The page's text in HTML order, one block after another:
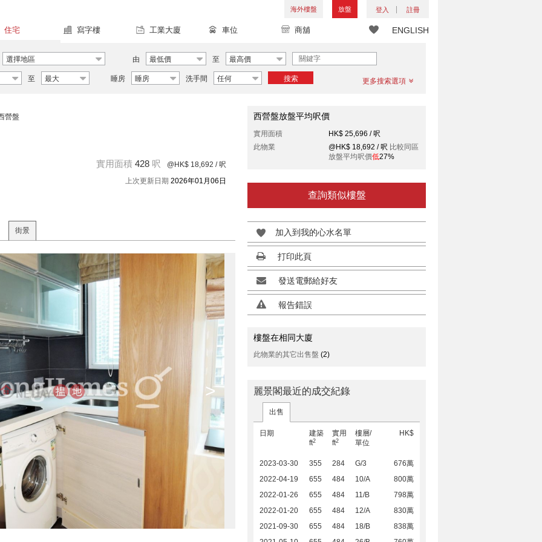
海外樓盤 放盤 登入 註冊
ENGLISH
住宅 寫字樓 工業大廈 車位 商舖
選擇地區 由 最低價 至 最高價
至 最大 睡房 睡房 洗手間 任何 搜索 更多搜索選項
營盤
實用面積 428 呎 @HK$ 18,692 / 呎
上次更新日期 2026年01月06日
街景
>
西營盤放盤平均呎價
實用面積
HK$ 25,696 / 呎
此物業
@HK$ 18,692 / 呎 比較同區
放盤平均呎價低27%
查詢類似樓盤
加入到我的心水名單
打印此頁
發送電郵給好友
報告錯誤
樓盤在相同大廈
此物業的其它出售盤 (2)
麗景閣最近的成交紀錄
出售
日期
建築
ft2
實用
ft2
樓層/
單位
HK$
2023-03-30 355 284 G/3
676萬
2022-04-19
655 484 10/A
800萬
2022-01-26
655 484 11/B
798萬
2022-01-20
655 484 12/A
830萬
2021-09-30
655 484 18/B
838萬